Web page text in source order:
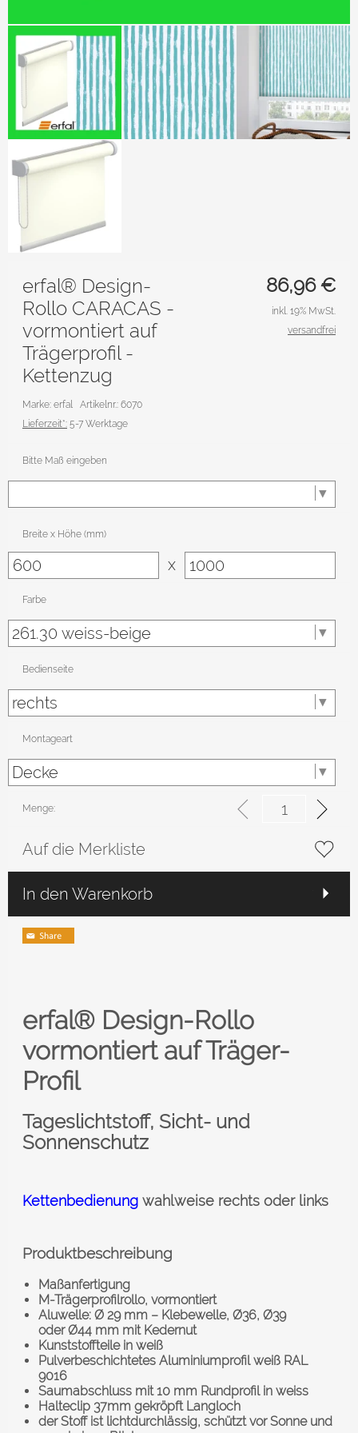
86,96€
erfal® Design-
Rollo CARACAS -
vormontiert auf
Trägerprofil -
Kettenzug
Marke: erfal Artikelnr.: 6070
Lieferzeit*: 5-7 Werktage
inkl. 19% MwSt.
versandfrei
Bitte Maß eingeben
Breite x Höhe (mm)
x
Farbe
Bedienseite
Montageart
Menge:
Auf die Merkliste
In den Warenkorb
erfal® Design-Rollo
vormontiert auf Träger-
Profil
Tageslichtstoff, Sicht- und
Sonnenschutz
Kettenbedienung wahlweise rechts oder links
Produktbeschreibung
Maßanfertigung
M-Trägerprofilrollo, vormontiert
Aluwelle: Ø 29 mm – Klebewelle, Ø36, Ø39
oder Ø44 mm mit Kedernut
Kunststoffteile in weiß
Pulverbeschichtetes Aluminiumprofil weiß RAL
9016
Saumabschluss mit 10 mm Rundprofil in weiss
Halteclip 37mm gekröpft Langloch
der Stoff ist lichtdurchlässig, schützt vor Sonne und